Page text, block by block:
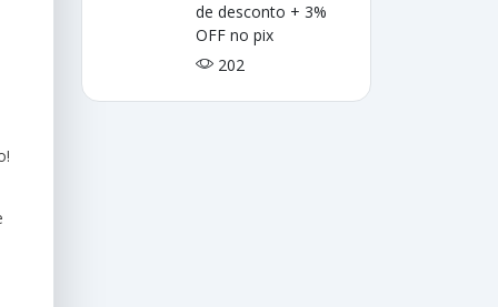
de desconto + 3%
OFF no pix
202